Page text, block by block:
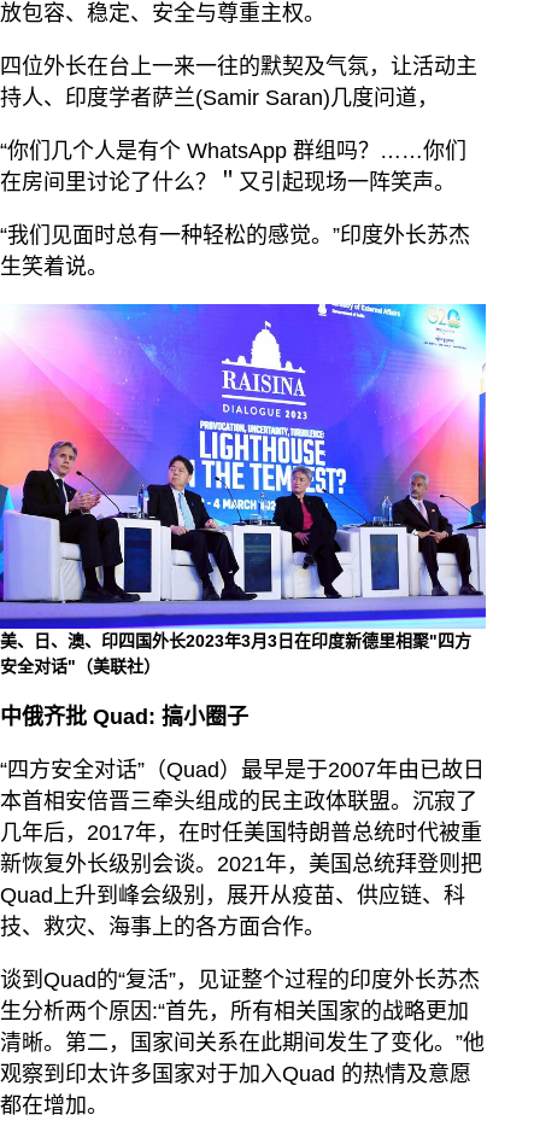
放包容、稳定、安全与尊重主权。
四位外长在台上一来一往的默契及气氛，让活动主
持人、印度学者萨兰(Samir Saran)几度问道，
“你们几个人是有个 WhatsApp 群组吗？……你们
在房间里讨论了什么？＂又引起现场一阵笑声。
“我们见面时总有一种轻松的感觉。”印度外长苏杰
生笑着说。
美、日、澳、印四国外长2023年3月3日在印度新德里相聚"四方
安全对话"（美联社）
中俄齐批 Quad: 搞小圈子
“四方安全对话”（Quad）最早是于2007年由已故日
本首相安倍晋三牵头组成的民主政体联盟。沉寂了
几年后，2017年，在时任美国特朗普总统时代被重
新恢复外长级别会谈。2021年，美国总统拜登则把
Quad上升到峰会级别，展开从疫苗、供应链、科
技、救灾、海事上的各方面合作。
谈到Quad的“复活”，见证整个过程的印度外长苏杰
生分析两个原因:“首先，所有相关国家的战略更加
清晰。第二，国家间关系在此期间发生了变化。”他
观察到印太许多国家对于加入Quad 的热情及意愿
都在增加。